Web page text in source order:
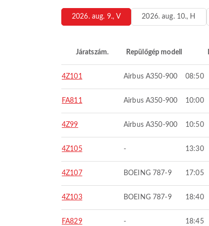
2026. aug. 9., V 2026. aug. 10., H
Járatszám. Repülőgép modell
4Z101 Airbus A350-900 08:50
FA811 Airbus A350-900 10:00
4Z99 Airbus A350-900 10:50
4Z105 - 13:30
4Z107 BOEING 787-9 17:05
4Z103 BOEING 787-9 18:40
FA829 - 18:45